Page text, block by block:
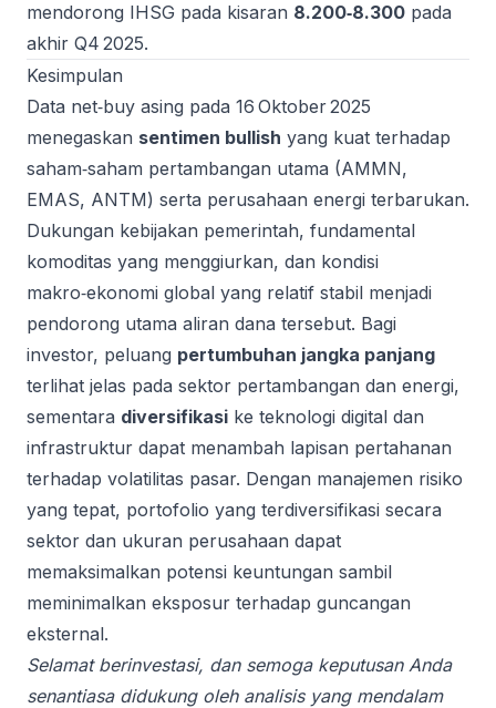
mendorong IHSG pada kisaran 8.200‑8.300 pada
akhir Q4 2025.
Kesimpulan
Data net‑buy asing pada 16 Oktober 2025
menegaskan sentimen bullish yang kuat terhadap
saham‑saham pertambangan utama (AMMN,
EMAS, ANTM) serta perusahaan energi terbarukan.
Dukungan kebijakan pemerintah, fundamental
komoditas yang menggiurkan, dan kondisi
makro‑ekonomi global yang relatif stabil menjadi
pendorong utama aliran dana tersebut. Bagi
investor, peluang pertumbuhan jangka panjang
terlihat jelas pada sektor pertambangan dan energi,
sementara diversifikasi ke teknologi digital dan
infrastruktur dapat menambah lapisan pertahanan
terhadap volatilitas pasar. Dengan manajemen risiko
yang tepat, portofolio yang terdiversifikasi secara
sektor dan ukuran perusahaan dapat
memaksimalkan potensi keuntungan sambil
meminimalkan eksposur terhadap guncangan
eksternal.
Selamat berinvestasi, dan semoga keputusan Anda
senantiasa didukung oleh analisis yang mendalam